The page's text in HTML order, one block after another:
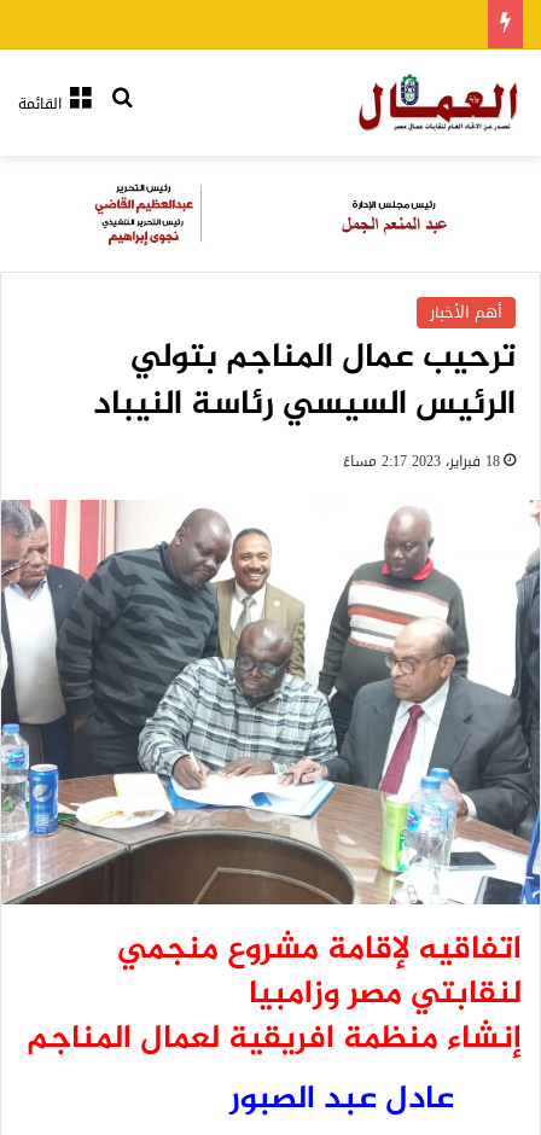
القائمةبحث عن
أهم الأخبار
ترحيب عمال المناجم بتولي
الرئيس السيسي رئاسة النيباد
18 فبراير، 2023 2:17 مساءً
اتفاقيه لإقامة مشروع منجمي
لنقابتي مصر وزامبيا
إنشاء منظمة افريقية لعمال المناجم
عادل عبد الصبور